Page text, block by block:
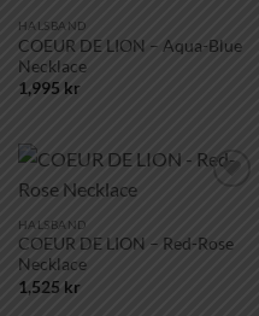
HALSBAND
COEUR DE LION – Aqua-Blue
Necklace
1,995 kr
HALSBAND
COEUR DE LION – Red-Rose
Necklace
1,525 kr